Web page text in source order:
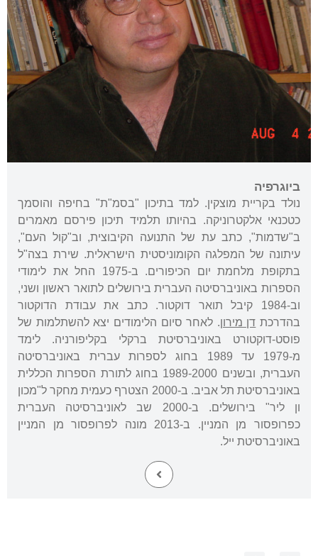
ביוגרפיה
נולד בקריית מוצקין. למד בתיכון "בסמ"ת" בחיפה והוסמך
כטכנאי אלקטרוניקה. בהיותו תלמיד תיכון פירסם מאמרים
ב"שדמות", כתב עת של התנועה הקיבוצית, וב"קול העם",
עיתונה של המפלגה הקומוניסטית הישראלית. שירת בצה"ל
בתקופת מלחמת יום הכיפורים. ב-1975 החל את לימודי
הספרות באוניברסיטה העברית בירושלים לתואר ראשון ושני,
וב-1984 קיבל תואר דוקטור. כתב את עבודת הדוקטור
בהדרכת דן מירון. לאחר סיום הלימודים יצא להשתלמות של
פוסט-דוקטורט באוניברסיטת ברקלי בקליפורניה. לימד
מ-1979 עד 1989 בחוג לספרות עברית באוניברסיטה
העברית, ובשנים 1989-2000 בחוג לתורת הספרות הכללית
באוניברסיטת תל אביב. ב-2000 הצטרף כעמית מחקר ל"מכון
ון ליר" בירושלים. ב-2000 שב לאוניברסיטה העברית
כפרופסור מן המניין. ב-2013 מונה לפרופסור מן המניין
באוניברסיטת ייל.